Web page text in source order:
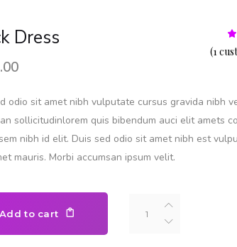
Dress
(1
odio sit amet nibh vulputate cursus gravida nibh
sollicitudinlorem quis bibendum auci elit amets
nibh id elit. Duis sed odio sit amet nibh est
mauris. Morbi accumsan ipsum velit.
Dress
Add to cart